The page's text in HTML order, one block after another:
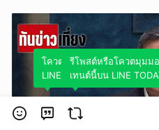
โควตมุมมองของคุณผ่านคอ
LINE TODAY
รีโพสต์หรือโควตมุมม
เทนต์นี้บน LINE